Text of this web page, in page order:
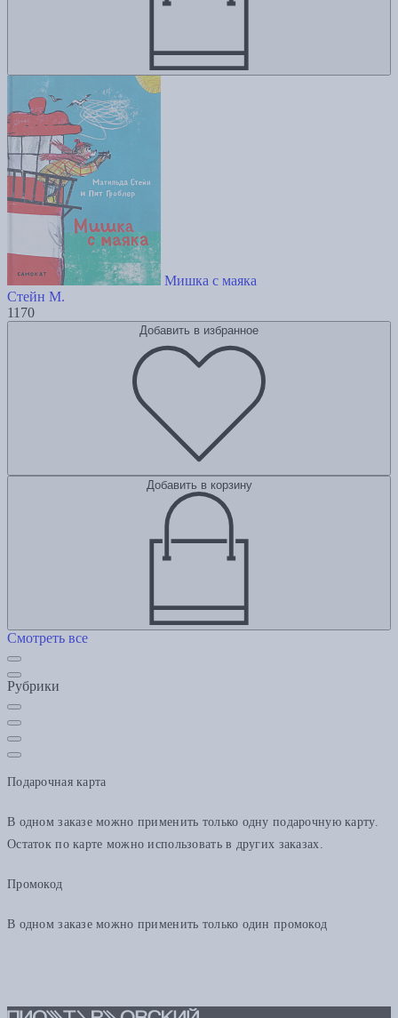
Мишка с маяка
Стейн М.
1170
Добавить в избранное
Добавить в корзину
Смотреть все
Рубрики
Подарочная карта
В одном заказе можно применить только одну подарочную карту.
Остаток по карте можно использовать в других заказах.
Промокод
В одном заказе можно применить только один промокод